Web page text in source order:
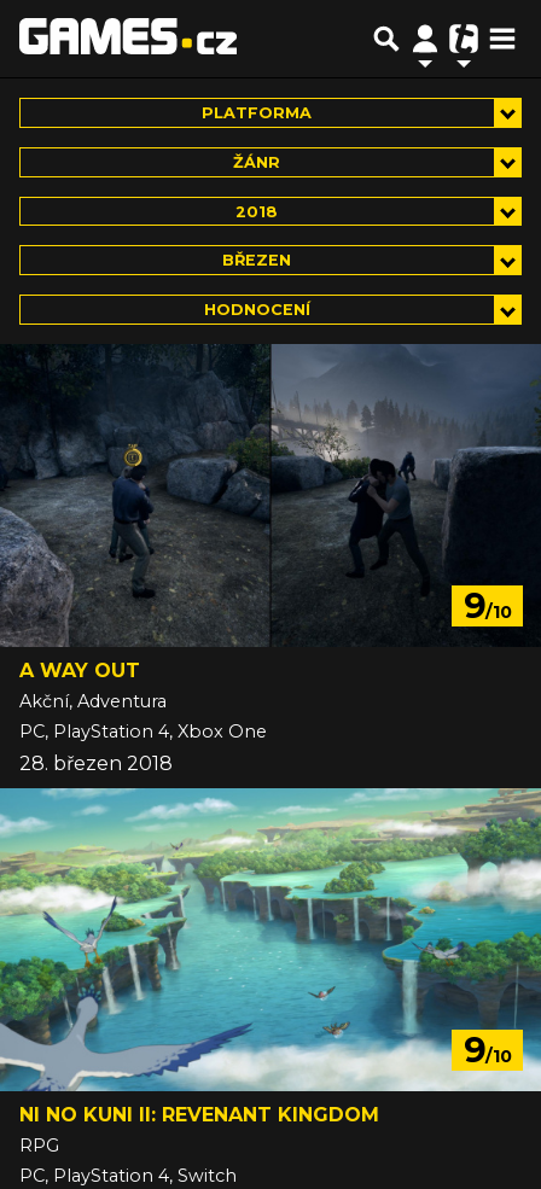
PLATFORMA
ŽÁNR
2018
BŘEZEN
HODNOCENÍ
9/10
A WAY OUT
Akční, Adventura
PC, PlayStation 4, Xbox One
28. březen 2018
9/10
NI NO KUNI II: REVENANT KINGDOM
RPG
PC, PlayStation 4, Switch